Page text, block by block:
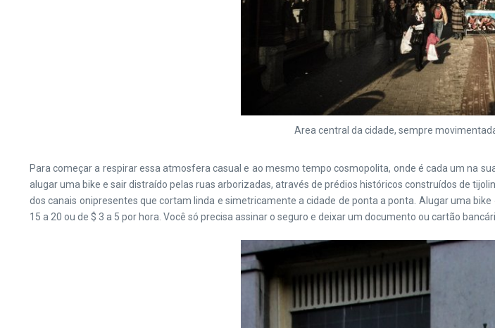
Area central da cidade, sempre
Para começar a respirar essa atmosfera casual e ao mesmo tempo cosmopolita, onde é cada um na
alugar uma bike e sair distraído pelas ruas arborizadas, através de prédios históricos construídos de
dos canais onipresentes que cortam linda e simetricamente a cidade de ponta a ponta. Alugar uma
15 a 20 ou de $ 3 a 5 por hora. Você só precisa assinar o seguro e deixar um documento ou cartão